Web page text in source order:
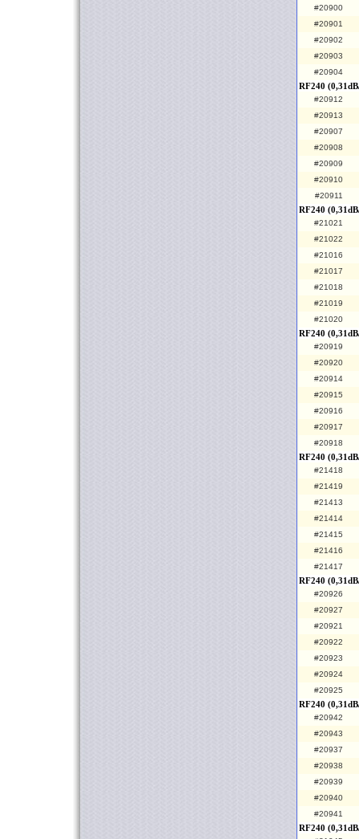
#20900
#20901
#20902
#20903
#20904
RF240
#20912
#20913
#20907
#20908
#20909
#20910
#20911
RF240
#21021
#21022
#21016
#21017
#21018
#21019
#21020
RF240
#20919
#20920
#20914
#20915
#20916
#20917
#20918
RF240
#21418
#21419
#21413
#21414
#21415
#21416
#21417
RF240
#20926
#20927
#20921
#20922
#20923
#20924
#20925
RF240
#20942
#20943
#20937
#20938
#20939
#20940
#20941
RF240